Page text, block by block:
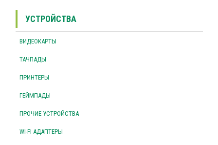
УСТРОЙСТВА
ВИДЕОКАРТЫ
ТАЧПАДЫ
ПРИНТЕРЫ
ГЕЙМПАДЫ
ПРОЧИЕ УСТРОЙСТВА
WI-FI АДАПТЕРЫ